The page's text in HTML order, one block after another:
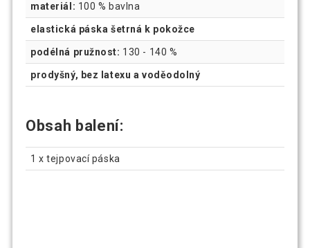
materiál: 100 % bavlna
elastická páska šetrná k pokožce
podélná pružnost: 130 - 140 %
prodyšný, bez latexu a voděodolný
Obsah balení:
1 x tejpovací páska